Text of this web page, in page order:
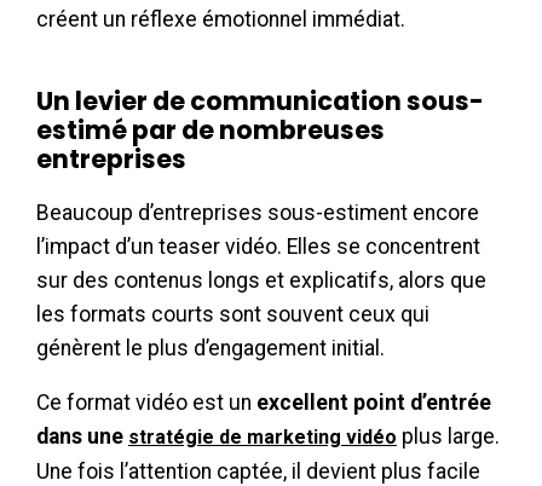
créent un réflexe émotionnel immédiat.
Un levier de communication sous-
estimé par de nombreuses
entreprises
Beaucoup d’entreprises sous-estiment encore
l’impact d’un teaser vidéo. Elles se concentrent
sur des contenus longs et explicatifs, alors que
les formats courts sont souvent ceux qui
génèrent le plus d’engagement initial.
Ce format vidéo est un excellent point d’entrée
dans une stratégie de marketing vidéo plus large.
Une fois l’attention captée, il devient plus facile